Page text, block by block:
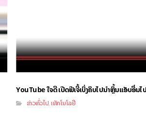
YouTube ໃຈດີ ເປີດຟີເຈີ້ເບິ່ງຄິບໄປນຳຫຼິ້ນແອັບອື່ນ
ຂ່າວທົ່ວໄປ,ເທັກໂນໂລຢີ